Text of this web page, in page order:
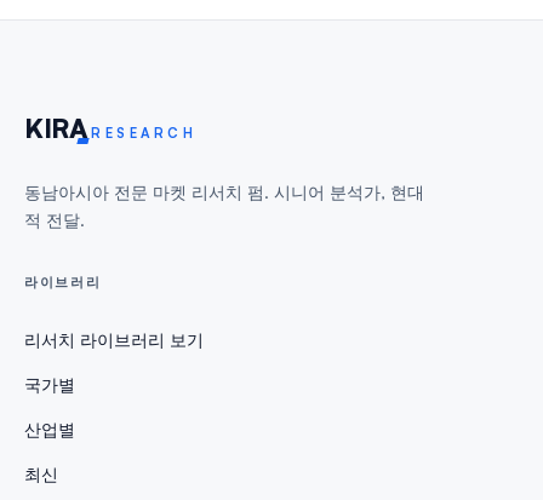
KIRA RESEARCH
동남아시아 전문 마켓 리서치 펌. 시니어 분석가, 현대
적 전달.
라이브러리
리서치 라이브러리 보기
국가별
산업별
최신